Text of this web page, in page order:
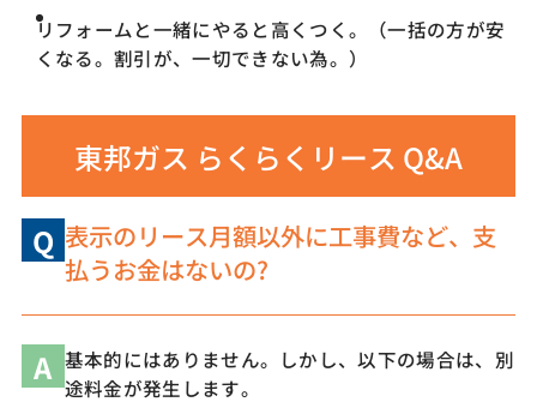
リフォームと一緒にやると高くつく。（一括の方が安
くなる。割引が、一切できない為。）
東邦ガス らくらくリース Q&A
Q 表示のリース月額以外に工事費など、支
払うお金はないの?
A 基本的にはありません。しかし、以下の場合は、別
途料金が発生します。